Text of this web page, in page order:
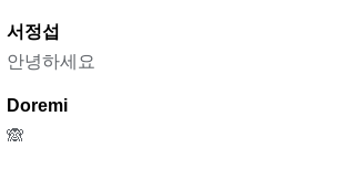
서정섭
안녕하세요
Doremi
🙈